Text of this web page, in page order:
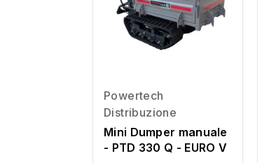
Powertech
Distribuzione
Mini Dumper manuale
- PTD 330 Q - EURO V